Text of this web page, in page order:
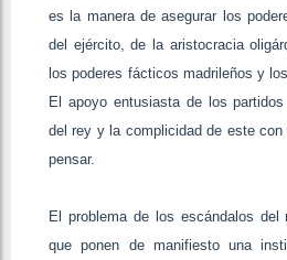
es la manera de asegurar los
del ejército, de la aristocracia
los poderes fácticos madrileños y
El apoyo entusiasta de los
del rey y la complicidad de este con
pensar.
El problema de los escándalos
que ponen de manifiesto una